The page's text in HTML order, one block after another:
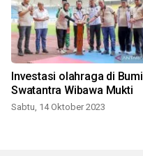
Investasi olahraga di Bumi
Swatantra Wibawa Mukti
Sabtu, 14 Oktober 2023